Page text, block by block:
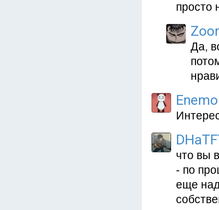
просто
Да,
Enemo
что вы
- по
еще